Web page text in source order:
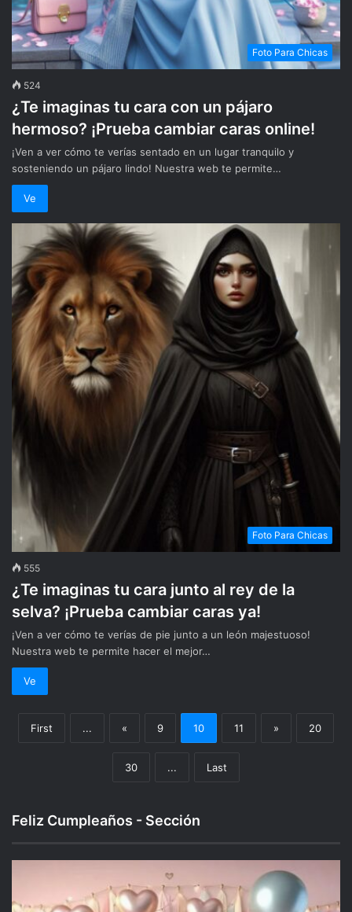
Foto Para Chicas
524
¿Te imaginas tu cara con un pájaro
hermoso? ¡Prueba cambiar caras online!
¡Ven a ver cómo te verías sentado en un lugar tranquilo y
sosteniendo un pájaro lindo! Nuestra web te permite…
Ve
Foto Para Chicas
555
¿Te imaginas tu cara junto al rey de la
selva? ¡Prueba cambiar caras ya!
¡Ven a ver cómo te verías de pie junto a un león majestuoso!
Nuestra web te permite hacer el mejor…
Ve
First ... « 9 10 11 » 20
30 ... Last
Feliz Cumpleaños - Sección